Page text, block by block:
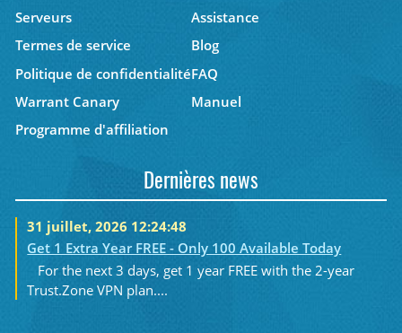
Serveurs
Assistance
Termes de service
Blog
Politique de confidentialitéFAQ
Warrant Canary
Manuel
Programme d'affiliation
Dernières news
31 juillet, 2026 12:24:48
Get 1 Extra Year FREE - Only 100 Available Today
For the next 3 days, get 1 year FREE with the 2-year
Trust.Zone VPN plan....